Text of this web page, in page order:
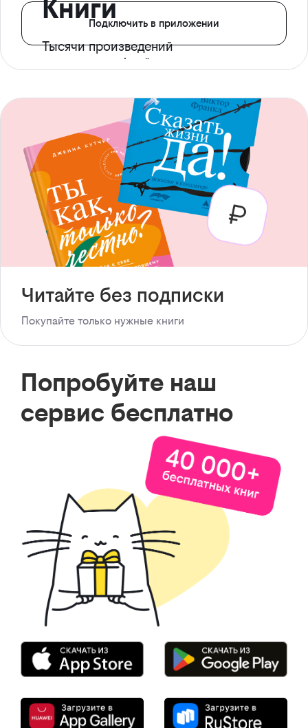
Книги
Тысячи произведений
с доступом офлайн
Подключить в приложении
Читайте без подписки
Покупайте только нужные книги
Попробуйте наш
сервис бесплатно